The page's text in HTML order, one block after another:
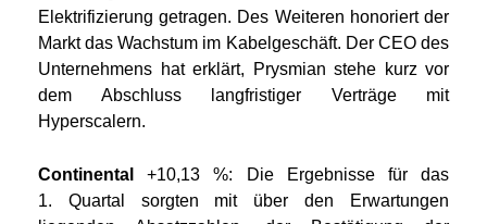
Elektrifizierung getragen. Des Weiteren honoriert der
Markt das Wachstum im Kabelgeschäft. Der CEO des
Unternehmens hat erklärt, Prysmian stehe kurz vor
dem Abschluss langfristiger Verträge mit
Hyperscalern.
Continental+10,13 %: Die Ergebnisse für das
1. Quartal sorgten mit über den Erwartungen